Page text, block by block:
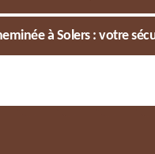
à Solers : votre